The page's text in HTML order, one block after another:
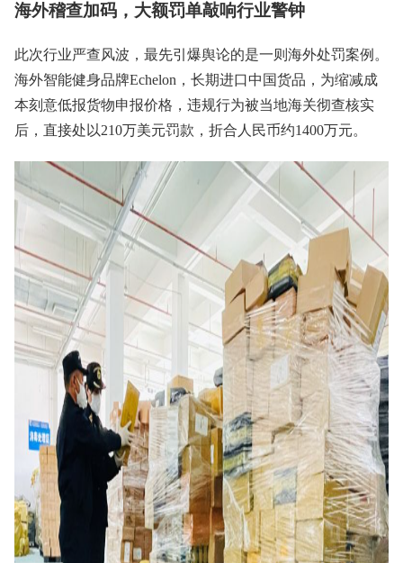
海外稽查加码，大额罚单敲响行业警钟
此次行业严查风波，最先引爆舆论的是一则海外处罚案例。
海外智能健身品牌Echelon，长期进口中国货品，为缩减成
本刻意低报货物申报价格，违规行为被当地海关彻查核实
后，直接处以210万美元罚款，折合人民币约1400万元。